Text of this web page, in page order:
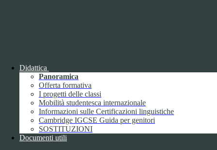
Didattica
Panoramica
Offerta formativa
I progetti delle classi
Mobilità studentesca internazionale
Informazioni sulle Certificazioni linguistiche
Cambridge IGCSE Guida per genitori
SOSTITUZIONI
Documenti utili